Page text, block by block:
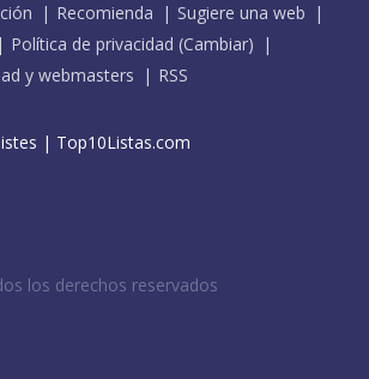
Recomienda
Sugiere una web
Política de privacidad (Cambiar)
y webmasters RSS
| Top10Listas.com
los derechos reservados